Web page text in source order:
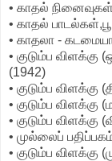
• காதல்
• காதல்
• காதலா -
• குடும்ப விளக்கு
(1942)
• குடும்ப விளக்கு
• குடும்ப விளக்கு
• குடும்ப விளக்கு
• முல்லைப்
• குடும்ப விளக்கு